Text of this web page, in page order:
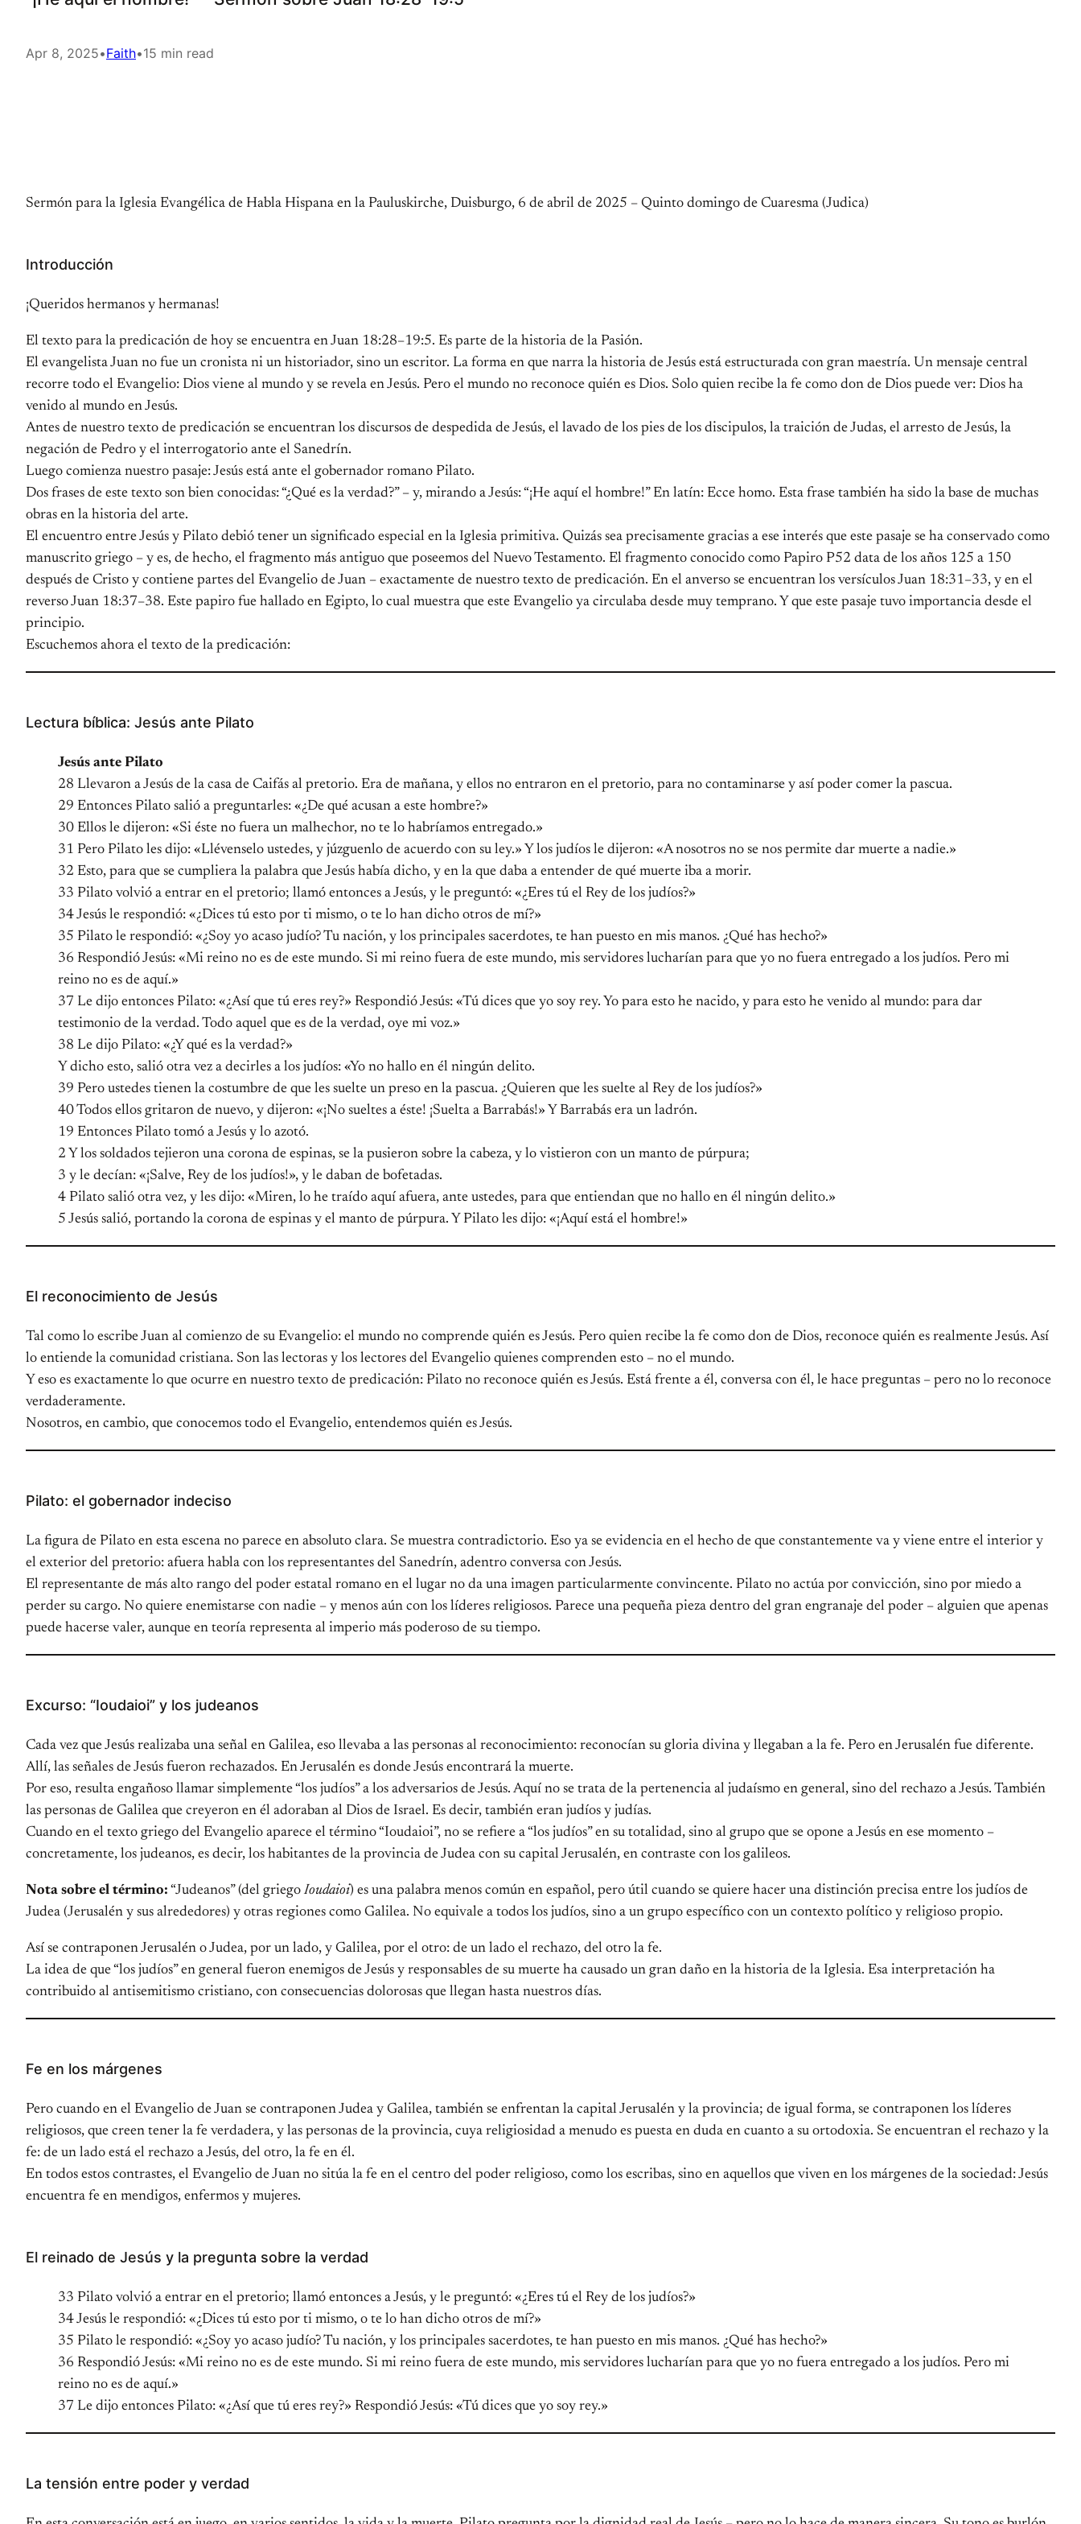
Apr 8, 2025•Faith•15 min read
Sermón para la Iglesia Evangélica de Habla Hispana en la Pauluskirche, Duisburgo, 6 de abril de 2025 – Quinto domingo de Cuaresma (Judica)
Introducción
¡Queridos hermanos y hermanas!
El texto para la predicación de hoy se encuentra en Juan 18:28–19:5. Es parte de la historia de la Pasión.
El evangelista Juan no fue un cronista ni un historiador, sino un escritor. La forma en que narra la historia de Jesús está estructurada con gran maestría. Un mensaje central
recorre todo el Evangelio: Dios viene al mundo y se revela en Jesús. Pero el mundo no reconoce quién es Dios. Solo quien recibe la fe como don de Dios puede ver: Dios ha
venido al mundo en Jesús.
Antes de nuestro texto de predicación se encuentran los discursos de despedida de Jesús, el lavado de los pies de los discipulos, la traición de Judas, el arresto de Jesús, la
negación de Pedro y el interrogatorio ante el Sanedrín.
Luego comienza nuestro pasaje: Jesús está ante el gobernador romano Pilato.
Dos frases de este texto son bien conocidas: “¿Qué es la verdad?” – y, mirando a Jesús: “¡He aquí el hombre!” En latín: Ecce homo. Esta frase también ha sido la base de muchas
obras en la historia del arte.
El encuentro entre Jesús y Pilato debió tener un significado especial en la Iglesia primitiva. Quizás sea precisamente gracias a ese interés que este pasaje se ha conservado como
manuscrito griego – y es, de hecho, el fragmento más antiguo que poseemos del Nuevo Testamento. El fragmento conocido como Papiro P52 data de los años 125 a 150
después de Cristo y contiene partes del Evangelio de Juan – exactamente de nuestro texto de predicación. En el anverso se encuentran los versículos Juan 18:31–33, y en el
reverso Juan 18:37–38. Este papiro fue hallado en Egipto, lo cual muestra que este Evangelio ya circulaba desde muy temprano. Y que este pasaje tuvo importancia desde el
principio.
Escuchemos ahora el texto de la predicación:
Lectura bíblica: Jesús ante Pilato
Jesús ante Pilato
28 Llevaron a Jesús de la casa de Caifás al pretorio. Era de mañana, y ellos no entraron en el pretorio, para no contaminarse y así poder comer la pascua.
29 Entonces Pilato salió a preguntarles: «¿De qué acusan a este hombre?»
30 Ellos le dijeron: «Si éste no fuera un malhechor, no te lo habríamos entregado.»
31 Pero Pilato les dijo: «Llévenselo ustedes, y júzguenlo de acuerdo con su ley.» Y los judíos le dijeron: «A nosotros no se nos permite dar muerte a nadie.»
32 Esto, para que se cumpliera la palabra que Jesús había dicho, y en la que daba a entender de qué muerte iba a morir.
33 Pilato volvió a entrar en el pretorio; llamó entonces a Jesús, y le preguntó: «¿Eres tú el Rey de los judíos?»
34 Jesús le respondió: «¿Dices tú esto por ti mismo, o te lo han dicho otros de mí?»
35 Pilato le respondió: «¿Soy yo acaso judío? Tu nación, y los principales sacerdotes, te han puesto en mis manos. ¿Qué has hecho?»
36 Respondió Jesús: «Mi reino no es de este mundo. Si mi reino fuera de este mundo, mis servidores lucharían para que yo no fuera entregado a los judíos. Pero mi
reino no es de aquí.»
37 Le dijo entonces Pilato: «¿Así que tú eres rey?» Respondió Jesús: «Tú dices que yo soy rey. Yo para esto he nacido, y para esto he venido al mundo: para dar
testimonio de la verdad. Todo aquel que es de la verdad, oye mi voz.»
38 Le dijo Pilato: «¿Y qué es la verdad?»
Y dicho esto, salió otra vez a decirles a los judíos: «Yo no hallo en él ningún delito.
39 Pero ustedes tienen la costumbre de que les suelte un preso en la pascua. ¿Quieren que les suelte al Rey de los judíos?»
40 Todos ellos gritaron de nuevo, y dijeron: «¡No sueltes a éste! ¡Suelta a Barrabás!» Y Barrabás era un ladrón.
19 Entonces Pilato tomó a Jesús y lo azotó.
2 Y los soldados tejieron una corona de espinas, se la pusieron sobre la cabeza, y lo vistieron con un manto de púrpura;
3 y le decían: «¡Salve, Rey de los judíos!», y le daban de bofetadas.
4 Pilato salió otra vez, y les dijo: «Miren, lo he traído aquí afuera, ante ustedes, para que entiendan que no hallo en él ningún delito.»
5 Jesús salió, portando la corona de espinas y el manto de púrpura. Y Pilato les dijo: «¡Aquí está el hombre!»
El reconocimiento de Jesús
Tal como lo escribe Juan al comienzo de su Evangelio: el mundo no comprende quién es Jesús. Pero quien recibe la fe como don de Dios, reconoce quién es realmente Jesús. Así
lo entiende la comunidad cristiana. Son las lectoras y los lectores del Evangelio quienes comprenden esto – no el mundo.
Y eso es exactamente lo que ocurre en nuestro texto de predicación: Pilato no reconoce quién es Jesús. Está frente a él, conversa con él, le hace preguntas – pero no lo reconoce
verdaderamente.
Nosotros, en cambio, que conocemos todo el Evangelio, entendemos quién es Jesús.
Pilato: el gobernador indeciso
La figura de Pilato en esta escena no parece en absoluto clara. Se muestra contradictorio. Eso ya se evidencia en el hecho de que constantemente va y viene entre el interior y
el exterior del pretorio: afuera habla con los representantes del Sanedrín, adentro conversa con Jesús.
El representante de más alto rango del poder estatal romano en el lugar no da una imagen particularmente convincente. Pilato no actúa por convicción, sino por miedo a
perder su cargo. No quiere enemistarse con nadie – y menos aún con los líderes religiosos. Parece una pequeña pieza dentro del gran engranaje del poder – alguien que apenas
puede hacerse valer, aunque en teoría representa al imperio más poderoso de su tiempo.
Excurso: “Ioudaioi” y los judeanos
Cada vez que Jesús realizaba una señal en Galilea, eso llevaba a las personas al reconocimiento: reconocían su gloria divina y llegaban a la fe. Pero en Jerusalén fue diferente.
Allí, las señales de Jesús fueron rechazados. En Jerusalén es donde Jesús encontrará la muerte.
Por eso, resulta engañoso llamar simplemente “los judíos” a los adversarios de Jesús. Aquí no se trata de la pertenencia al judaísmo en general, sino del rechazo a Jesús. También
las personas de Galilea que creyeron en él adoraban al Dios de Israel. Es decir, también eran judíos y judías.
Cuando en el texto griego del Evangelio aparece el término “Ioudaioi”, no se refiere a “los judíos” en su totalidad, sino al grupo que se opone a Jesús en ese momento –
concretamente, los judeanos, es decir, los habitantes de la provincia de Judea con su capital Jerusalén, en contraste con los galileos.
Nota sobre el término: “Judeanos” (del griego Ioudaioi) es una palabra menos común en español, pero útil cuando se quiere hacer una distinción precisa entre los judíos de
Judea (Jerusalén y sus alrededores) y otras regiones como Galilea. No equivale a todos los judíos, sino a un grupo específico con un contexto político y religioso propio.
Así se contraponen Jerusalén o Judea, por un lado, y Galilea, por el otro: de un lado el rechazo, del otro la fe.
La idea de que “los judíos” en general fueron enemigos de Jesús y responsables de su muerte ha causado un gran daño en la historia de la Iglesia. Esa interpretación ha
contribuido al antisemitismo cristiano, con consecuencias dolorosas que llegan hasta nuestros días.
Fe en los márgenes
Pero cuando en el Evangelio de Juan se contraponen Judea y Galilea, también se enfrentan la capital Jerusalén y la provincia; de igual forma, se contraponen los líderes
religiosos, que creen tener la fe verdadera, y las personas de la provincia, cuya religiosidad a menudo es puesta en duda en cuanto a su ortodoxia. Se encuentran el rechazo y la
fe: de un lado está el rechazo a Jesús, del otro, la fe en él.
En todos estos contrastes, el Evangelio de Juan no sitúa la fe en el centro del poder religioso, como los escribas, sino en aquellos que viven en los márgenes de la sociedad: Jesús
encuentra fe en mendigos, enfermos y mujeres.
El reinado de Jesús y la pregunta sobre la verdad
33 Pilato volvió a entrar en el pretorio; llamó entonces a Jesús, y le preguntó: «¿Eres tú el Rey de los judíos?»
34 Jesús le respondió: «¿Dices tú esto por ti mismo, o te lo han dicho otros de mí?»
35 Pilato le respondió: «¿Soy yo acaso judío? Tu nación, y los principales sacerdotes, te han puesto en mis manos. ¿Qué has hecho?»
36 Respondió Jesús: «Mi reino no es de este mundo. Si mi reino fuera de este mundo, mis servidores lucharían para que yo no fuera entregado a los judíos. Pero mi
reino no es de aquí.»
37 Le dijo entonces Pilato: «¿Así que tú eres rey?» Respondió Jesús: «Tú dices que yo soy rey.»
La tensión entre poder y verdad